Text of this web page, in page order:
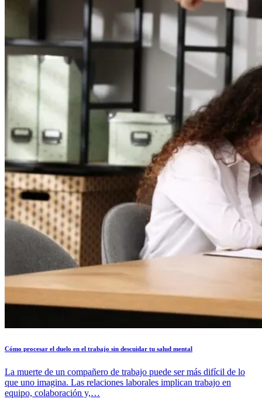
Cómo procesar el duelo en el trabajo sin descuidar tu salud mental
La muerte de un compañero de trabajo puede ser más difícil de lo
que uno imagina. Las relaciones laborales implican trabajo en
equipo, colaboración y,…